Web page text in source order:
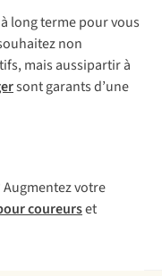
long terme pour vous
non
mais aussipartir à
sont garants d’une
votre
coureurset